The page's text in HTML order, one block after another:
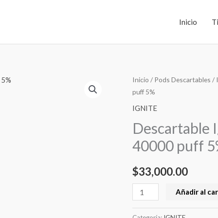
Inicio
Inicio / Pods Descartables /
puff 5%
IGNITE
Descartable
40000 puff
$33,000.00
Descartable
Ignite
V400
Grape
Peach
puff
5%
cantidad
Añadir al